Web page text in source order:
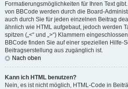
Formatierungsmöglichkeiten für Ihren Text
von BBCode werden durch die Board-
auch durch Sie für jeden einzelnen Beitrag
ähnlich wie HTML aufgebaut, jedoch werden
spitzen („<“ und „>“) Klammern
BBCode finden Sie auf einer speziellen Hilfe-
Beitragserstellung aus zugänglich ist.
Nach oben
Kann ich HTML benutzen?
Nein, es ist nicht möglich, HTML-Code in